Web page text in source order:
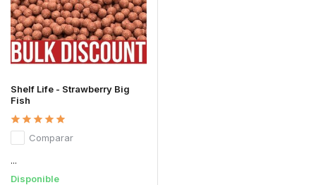
Shelf Life - Strawberry Big
Fish
Comparar
...
Disponible